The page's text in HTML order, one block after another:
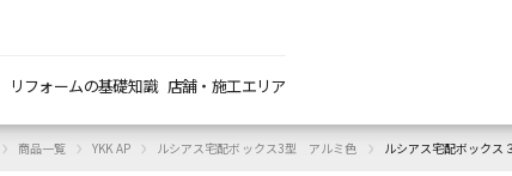
リフォームの基礎知識 店舗・施工エリア
› 商品一覧 › YKK AP › ルシアス宅配ボックス3型 アルミ色 › ルシアス宅配ボックス